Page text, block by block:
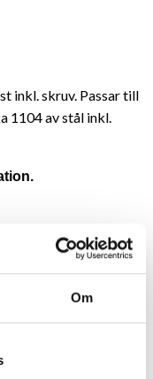
Om
inkl. skruv. Passar till
1104 av stål inkl.